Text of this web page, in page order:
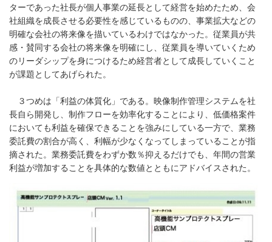
ターであった社長が個人事業の延長として経営を始めたため、会
社組織を成長させる必要性を感じているものの、事業拡大などの
明確な会社の将来像を描いているわけではなかった。従業員が共
感・賛同する会社の将来像を明確にし、従業員を導いていくため
のリーダシップを身につけるため経営者として成長していくこと
が課題としてあげられた。
３つめは「利益の体質化」である。映像制作管理システムを社
長自ら開発し、制作フローを効率化することにより、低価格案件
においても利益を確保できることを強みにしている一方で、業務
委託費の割合が高く、利幅が少なくなってしまっていることが指
摘された。業務委託費をわずか数％抑えるだけでも、年間の営業
利益が増加することを具体的な数値とともにアドバイスされた。